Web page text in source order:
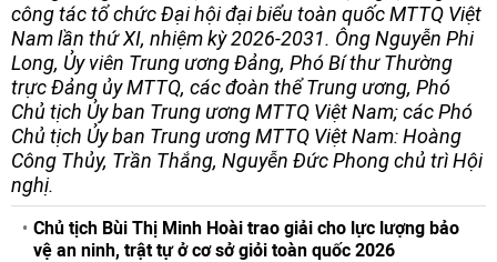
công tác tổ chức Đại hội đại biểu toàn quốc MTTQ Việt
Nam lần thứ XI, nhiệm kỳ 2026-2031. Ông Nguyễn Phi
Long, Ủy viên Trung ương Đảng, Phó Bí thư Thường
trực Đảng ủy MTTQ, các đoàn thể Trung ương, Phó
Chủ tịch Ủy ban Trung ương MTTQ Việt Nam; các Phó
Chủ tịch Ủy ban Trung ương MTTQ Việt Nam: Hoàng
Công Thủy, Trần Thắng, Nguyễn Đức Phong chủ trì Hội
nghị.
Chủ tịch Bùi Thị Minh Hoài trao giải cho lực lượng bảo
vệ an ninh, trật tự ở cơ sở giỏi toàn quốc 2026